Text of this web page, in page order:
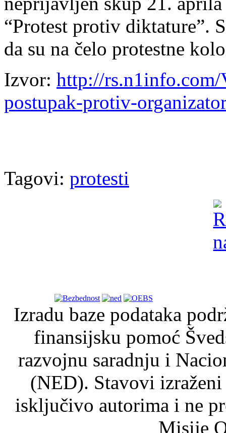
“Protest protiv diktature”.
da su na čelo protestne
Izvor: http://
postupak-protiv-
Tagovi: protesti
Izradu baze podataka
finansijsku pomoć
razvojnu saradnju i
(NED). Stavovi
isključivo autorima i ne
Misije